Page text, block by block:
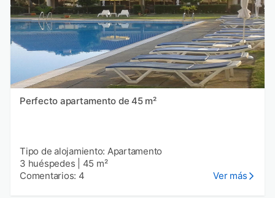
Perfecto apartamento de 45 m²
Tipo de alojamiento: Apartamento
3 huéspedes
45 m²
Comentarios: 4
Ver más